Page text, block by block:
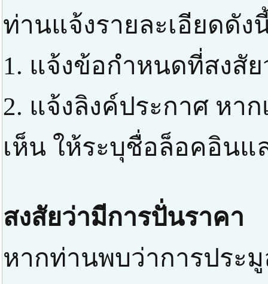
ท่านแจ้งรายละเอียดดัง
1. แจ้งข้อกำหนดที่สงสั
2. แจ้งลิงค์ประกาศ หา
เห็น ให้ระบุชื่อล็อคอิน
สงสัยว่ามีการปั่นราคา
หากท่านพบว่าการประ